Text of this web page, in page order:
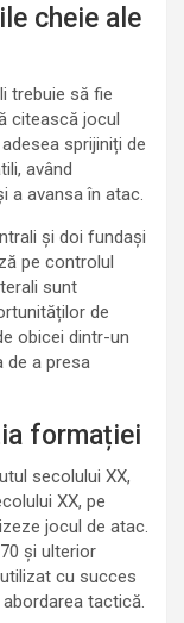
cheie ale
trebuie să fie
citească jocul
sprijiniți de
având
a avansa în atac.
și doi fundași
pe controlul
sunt
de
obicei dintr-un
de a presa
formației
secolului XX,
XX, pe
jocul de atac.
și ulterior
cu succes
tactică.